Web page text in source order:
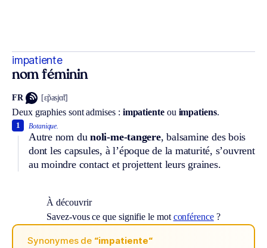
impatiente
nom féminin
FR [ɛ̃pasjɑ̃t]
Deux graphies sont admises : impatienteou impatiens.
Botanique.
Autre nom dunoli-me-tangere, balsamine des bois
dont les capsules, à l’époque de la maturité, s’ouvrent
au moindre contact et projettent leurs graines.
1
À découvrir
Savez-vous ce que signifie le mot conférence?
Synonymes de “impatiente“